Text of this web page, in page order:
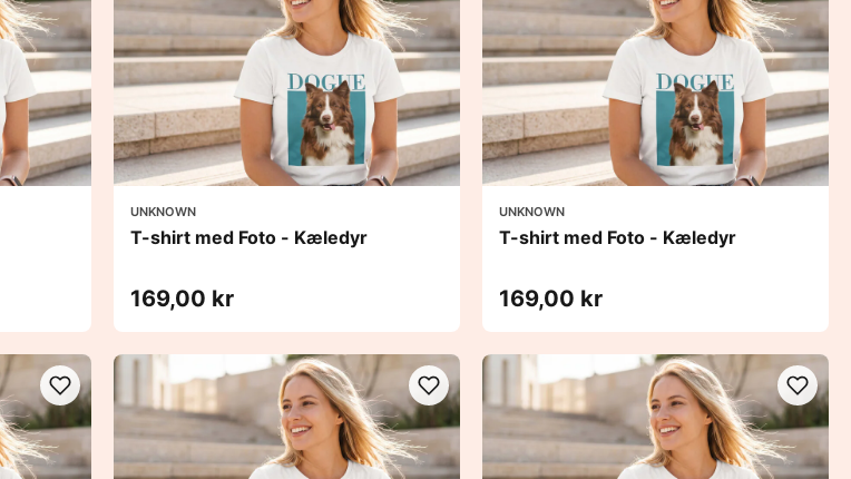
UNKNOWN
T-shirt med Foto - Kæledyr
169,00 kr
UNKNOWN
T-shirt med Foto - Kæledyr
169,00 kr